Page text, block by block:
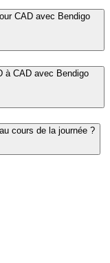
CAD avec Bendigo
à CAD avec Bendigo
cours de la journée ?